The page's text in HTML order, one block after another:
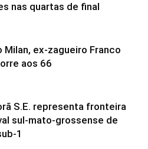
nas quartas de final
Milan, ex-zagueiro Franco
aos 66
S.E. representa fronteira
sul-mato-grossense de
1